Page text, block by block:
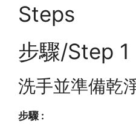
Steps
步驟/Step 1
洗手並準備乾
步驟 :